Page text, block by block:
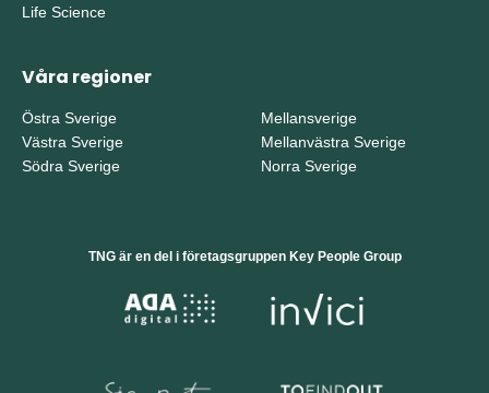
Life Science
Våra regioner
Östra Sverige
Västra Sverige
Södra Sverige
Mellansverige
Mellanvästra Sverige
Norra Sverige
TNG är en del i företagsgruppen Key People Group